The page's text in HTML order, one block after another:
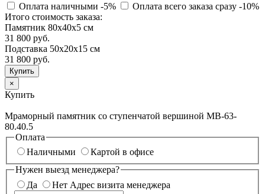
Оплата наличными -5% Оплата всего заказа сразу -10%
Итого стоимость заказа:
Памятник 80х40х5 см
31 800 руб.
Подставка 50х20х15 см
31 800 руб.
×
Купить
Мраморный памятник со ступенчатой вершиной МВ-63-
80.40.5
Оплата
Наличными
Картой в офисе
Нужен выезд менеджера?
Да
Нет Адрес визита менеджера